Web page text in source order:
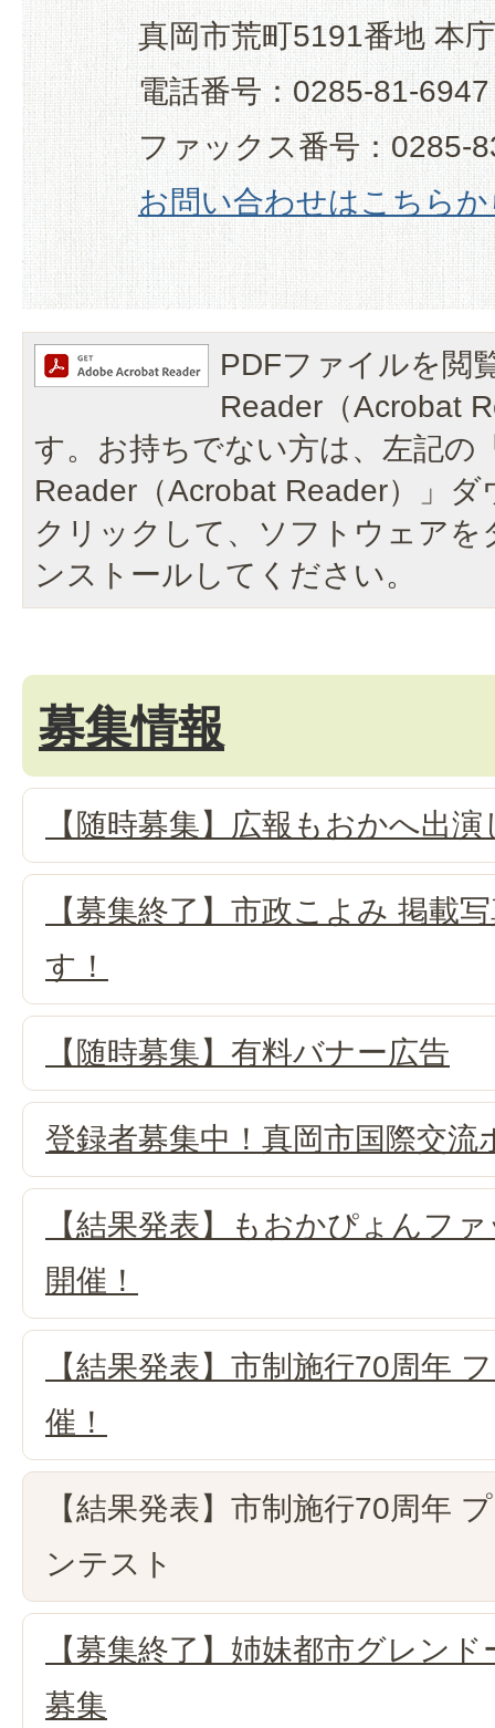
真岡市荒町5191番地 本
電話番号：0285-81-6947
ファックス番号：0285-
お問い合わせはこちら
PDFファイルを閲
Reader（Acrobat
す。お持ちでない方は、左記の
Reader（Acrobat Reader）」
クリックして、ソフトウェア
ンストールしてください。
募集情報
【随時募集】広報もおかへ出
【募集終了】市政こよみ 掲載
す！
【随時募集】有料バナー広告
登録者募集中！真岡市国際交流
【結果発表】もおかぴょんフ
開催！
【結果発表】市制施行70周年
催！
【結果発表】市制施行70周年
ンテスト
【募集終了】姉妹都市グレン
募集